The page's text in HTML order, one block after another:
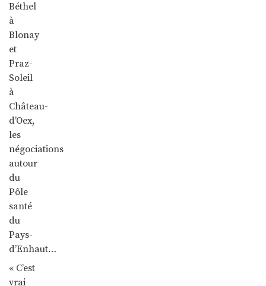
Béthel
à
Blonay
et
Praz-
Soleil
à
Château-
d’Oex,
les
négociations
autour
du
Pôle
santé
du
Pays-
d’Enhaut…
« C’est
vrai